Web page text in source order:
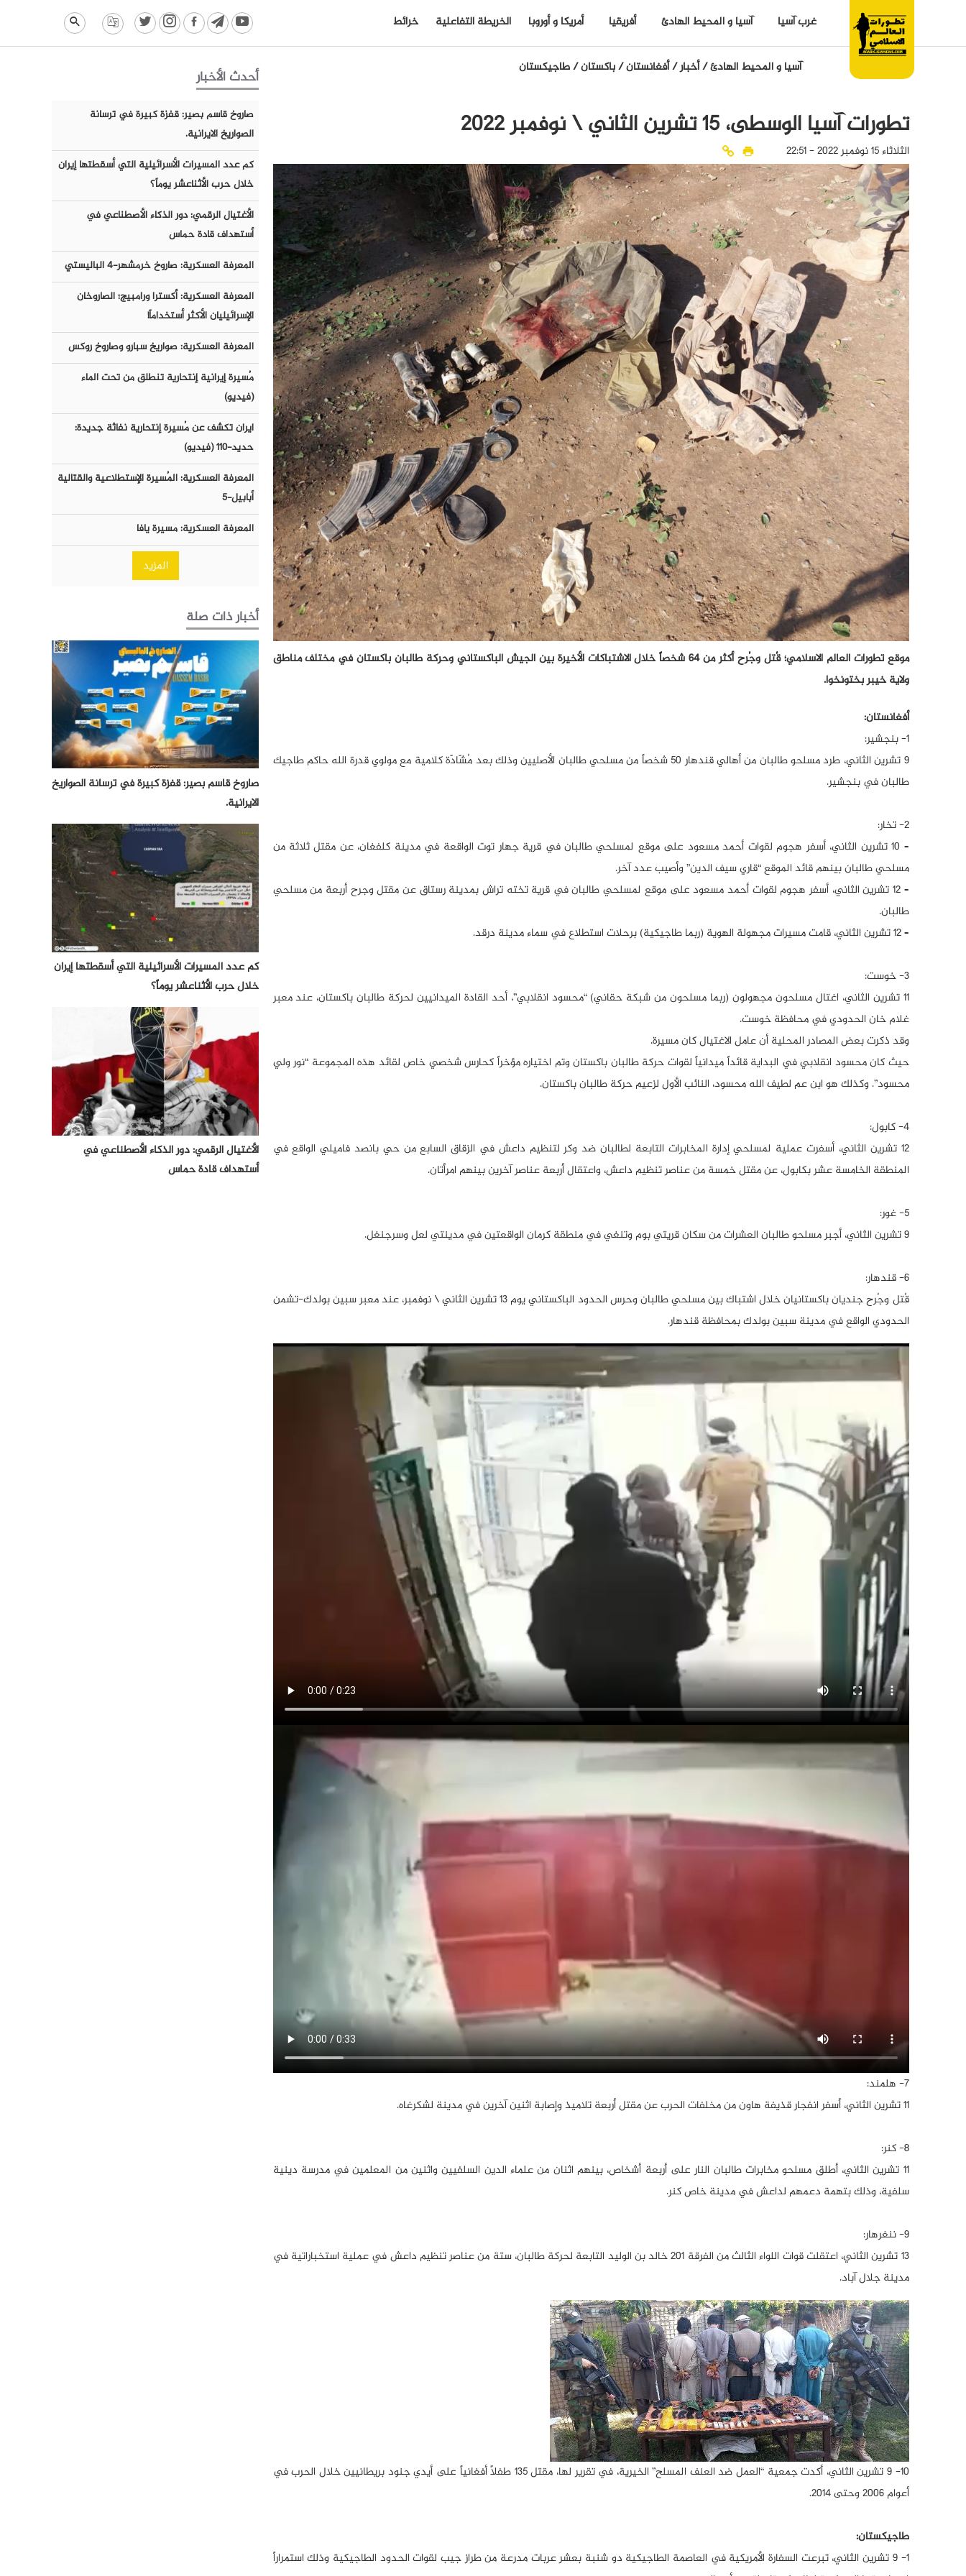
غرب آسيا آسيا و المحيط الهادئ أفريقيا أمريكا و أوروبا الخريطة التفاعلية خرائط
آسيا و المحيط الهادئ/أخبار/أفغانستان/باكستان/طاجيكستان
تطورات آسيا الوسطى، 15 تشرين الثاني \ نوفمبر 2022
الثلاثاء 15 نوفمبر 2022 - 22:51
موقع تطورات العالم الاسلامي؛ قُتل وجُرح أكثر من 64 شخصاً خلال الاشتباكات الأخيرة بين الجيش الباكستاني وحركة طالبان باكستان في مختلف مناطق
ولاية خيبر بختونخوا.
أفغانستان:
1- بنجشير:
9 تشرين الثاني، طرد مسلحو طالبان من أهالي قندهار 50 شخصاً من مسلحي طالبان الأصليين وذلك بعد مُشّادّة كلامية مع مولوي قدرة الله حاكم طاجيك
طالبان في بنجشير.
2- تخار:
– 10 تشرين الثاني، أسفر هجوم لقوات أحمد مسعود على موقع لمسلحي طالبان في قرية جهار توت الواقعة في مدينة كلفغان، عن مقتل ثلاثة من
مسلحي طالبان بينهم قائد الموقع “قاري سيف الدين” وأصيب عدد آخر.
– 12 تشرين الثاني، أسفر هجوم لقوات أحمد مسعود على موقع لمسلحي طالبان في قرية تخته تراش بمدينة رستاق عن مقتل وجرح أربعة من مسلحي
طالبان.
– 12 تشرين الثاني، قامت مسيرات مجهولة الهوية (ربما طاجيكية) برحلات استطلاع في سماء مدينة درقد.
3- خوست:
11 تشرين الثاني، اغتال مسلحون مجهولون (ربما مسلحون من شبكة حقاني) “محسود انقلابي”، أحد القادة الميدانيين لحركة طالبان باكستان، عند معبر
غلام خان الحدودي في محافظة خوست.
وقد ذكرت بعض المصادر المحلية أن عامل الاغتيال كان مسيرة.
حيث كان محسود انقلابي في البداية قائداً ميدانياً لقوات حركة طالبان باكستان وتم اختياره مؤخراً كحارس شخصي خاص لقائد هذه المجموعة “نور ولي
محسود”. وكذلك هو ابن عم لطيف الله محسود، النائب الأول لزعيم حركة طالبان باكستان.
4- كابول:
12 تشرين الثاني، أسفرت عملية لمسلحي إدارة المخابرات التابعة لطالبان ضد وكر لتنظيم داعش في الزقاق السابع من حي بانصد فاميلي الواقع في
المنطقة الخامسة عشر بكابول، عن مقتل خمسة من عناصر تنظيم داعش، واعتقال أربعة عناصر آخرين بينهم امرأتان.
5- غور:
9 تشرين الثاني، أجبر مسلحو طالبان العشرات من سكان قريتي بوم وتنغي في منطقة كرمان الواقعتين في مدينتي لعل وسرجنغل.
6- قندهار:
قُتل وجُرح جنديان باكستانيان خلال اشتباك بين مسلحي طالبان وحرس الحدود الباكستاني يوم 13 تشرين الثاني \ نوفمبر، عند معبر سبين بولدك-تشمن
الحدودي الواقع في مدينة سبين بولدك بمحافظة قندهار.
7- هلمند:
11 تشرين الثاني، أسفر انفجار قذيفة هاون من مخلفات الحرب عن مقتل أربعة تلاميذ وإصابة اثنين آخرين في مدينة لشكرغاه.
8- كنر:
11 تشرين الثاني، أطلق مسلحو مخابرات طالبان النار على أربعة أشخاص، بينهم اثنان من علماء الدين السلفيين واثنين من المعلمين في مدرسة دينية
سلفية، وذلك بتهمة دعمهم لداعش في مدينة خاص كنر.
9- ننغرهار:
13 تشرين الثاني، اعتقلت قوات اللواء الثالث من الفرقة 201 خالد بن الوليد التابعة لحركة طالبان، ستة من عناصر تنظيم داعش في عملية استخباراتية في
مدينة جلال آباد.
10- 9 تشرين الثاني، أكدت جمعية “العمل ضد العنف المسلح” الخيرية، في تقرير لها، مقتل 135 طفلاً أفغانياً على أيدي جنود بريطانيين خلال الحرب في
أعوام 2006 وحتى 2014.
طاجيكستان:
1- 9 تشرين الثاني، تبرعت السفارة الأمريكية في العاصمة الطاجيكية دو شنبة بعشر عربات مدرعة من طراز جيب لقوات الحدود الطاجيكية وذلك استمراراً
أحدث الأخبار
صاروخ قاسم بصير: قفزة كبيرة في ترسانة
الصواريخ الايرانية.
كم عدد المسيرات الأسرائيلية التي أسقطتها إيران
خلال حرب الأثناعشر يوماً؟
الأغتيال الرقمي: دور الذكاء الأصطناعي في
أستهداف قادة حماس
المعرفة العسكرية: صاروخ خرمشهر-٤ الباليستي
المعرفة العسكرية: أكسترا ورامبيج؛ الصاروخان
الإسرائيليان الأكثر أستخداماً!
المعرفة العسكرية: صواريخ سبارو وصاروخ روكس
مُسيرة إيرانية إنتحارية تنطلق من تحت الماء
(فيديو)
ايران تكشف عن مُسيرة إنتحارية نفاثة جديدة:
حديد-١١٠ (فيديو)
المعرفة العسكرية: المُسيرة الإستطلاعية والقتالية
أبابيل-٥
المعرفة العسكرية: مسيرة يافا
المزيد
أخبار ذات صلة
صاروخ قاسم بصير: قفزة كبيرة في ترسانة الصواريخ
الايرانية.
كم عدد المسيرات الأسرائيلية التي أسقطتها إيران
خلال حرب الأثناعشر يوماً؟
الأغتيال الرقمي: دور الذكاء الأصطناعي في
أستهداف قادة حماس